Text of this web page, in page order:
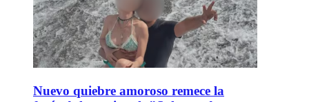
Nuevo quiebre amoroso remece la